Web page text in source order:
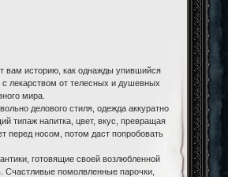
вам историю, как однажды упившийся
с лекарством от телесных и душевных
мира.
делового стиля, одежда аккуратно
типаж напитка, цвет, вкус, превращая
перед носом, потом даст попробовать
готовящие своей возлюбленной
Счастливые помолвленные парочки,